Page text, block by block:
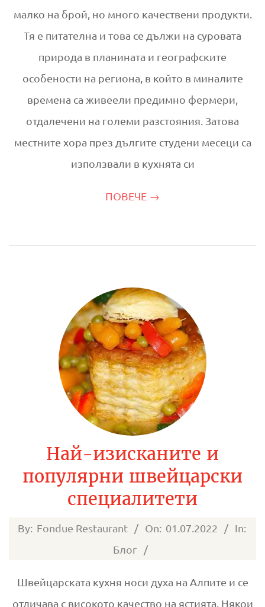
малко на брой, но много качествени продукти.
Тя е питателна и това се дължи на суровата
природа в планината и географските
особености на региона, в който в миналите
времена са живеели предимно фермери,
отдалечени на големи разстояния. Затова
местните хора през дългите студени месеци са
използвали в кухнята си
ПОВЕЧЕ →
Най-изисканите и
популярни швейцарски
специалитети
2022-
By: Fondue Restaurant On: 01.07.2022
In:
Блог
Швейцарската кухня носи духа на Алпите и се
отличава с високото качество на ястията. Някои